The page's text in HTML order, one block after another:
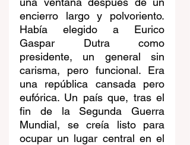
encierro largo y polvoriento.
Había elegido a Eurico
Gaspar Dutra como
presidente, un general sin
carisma, pero funcional. Era
una república cansada pero
eufórica. Un país que, tras el
fin de la Segunda Guerra
Mundial, se creía listo para
ocupar un lugar central en el